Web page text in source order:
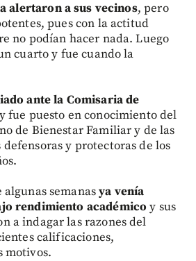
alertaron a sus vecinos, pero
pues con la actitud
no podían hacer nada. Luego
cuarto y fue cuando la
ante la Comisaria de
y fue puesto en conocimiento del
de Bienestar Familiar y de las
y protectoras de los
semanasya venía
rendimiento académico y sus
a indagar las razones del
calificaciones,
motivos.